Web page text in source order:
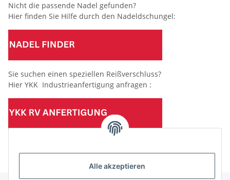
Alle akzeptieren
Nicht die passende Nadel gefunden?
Hier finden Sie Hilfe durch den Nadeldschungel:
Sie suchen einen speziellen Reißverschluss?
Hier YKK Industrieanfertigung anfragen :
(Mindesttabnahmemenge 10 Stück je Länge und Farbe)